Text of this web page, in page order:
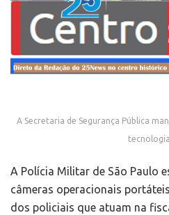
A Secretaria de Segurança Pública
tecnologia
A Polícia Militar de São Paulo
câmeras operacionais
dos policiais que atuam na